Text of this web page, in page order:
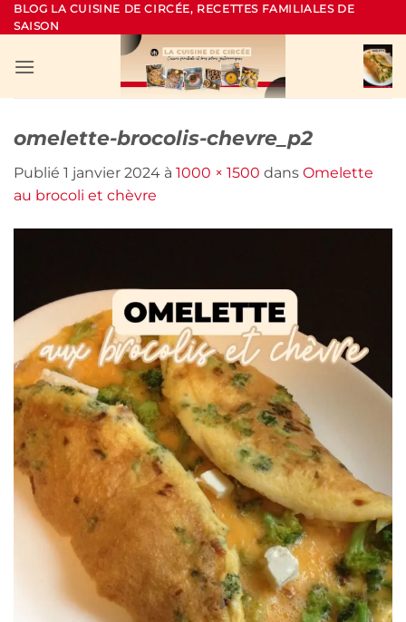
Passer
au
BLOG LA CUISINE DE CIRCÉE, RECETTES FAMILIALES DE
SAISON
omelette-brocolis-chevre_p2
Publié 1 janvier 2024 à 1000 × 1500 dans Omelette
au brocoli et chèvre